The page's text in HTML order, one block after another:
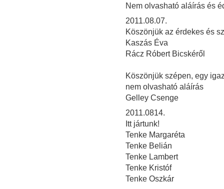
Nem olvasható aláírás és
2011.08.07.
Köszönjük az érdekes és
Kaszás Éva
Rácz Róbert Bicskéről
Köszönjük szépen, egy
nem olvasható aláírás
Gelley Csenge
2011.0814.
Itt jártunk!
Tenke Margaréta
Tenke Belián
Tenke Lambert
Tenke Kristóf
Tenke Oszkár